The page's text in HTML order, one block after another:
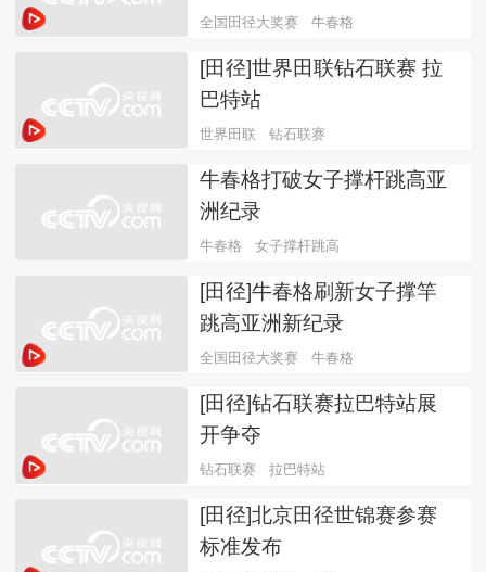
全国田径大奖赛 牛春格
[田径]世界田联钻石联赛 拉
巴特站
世界田联 钻石联赛
牛春格打破女子撑杆跳高亚
洲纪录
牛春格 女子撑杆跳高
[田径]牛春格刷新女子撑竿
跳高亚洲新纪录
全国田径大奖赛 牛春格
[田径]钻石联赛拉巴特站展
开争夺
钻石联赛 拉巴特站
[田径]北京田径世锦赛参赛
标准发布